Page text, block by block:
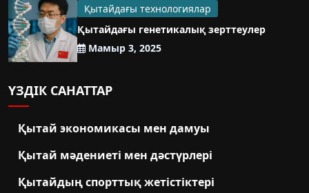
Қытайдағы технологиялар
Қытайдағы генетикалық зерттеулер
Мамыр 3, 2025
ҮЗДІК САНАТТАР
Қытай экономикасы мен дамуы
Қытай мәдениеті мен дәстүрлері
Қытайдың спорттық жетістіктері